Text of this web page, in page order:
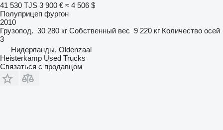
41 530 TJS 3 900 € ≈ 4 506 $
Полуприцеп фургон
2010
Грузопод. 30 280 кг Собственный вес 9 220 кг Количество осей
3
Нидерланды, Oldenzaal
Heisterkamp Used Trucks
Связаться с продавцом